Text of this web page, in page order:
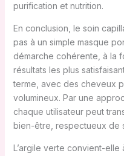
purification et nutrition.
En conclusion, le soin
pas à un simple masque
démarche cohérente, à la
résultats les plus
terme, avec des cheveux
volumineux. Par une
chaque utilisateur peut
bien-être, respectueux de
L’argile verte convient-